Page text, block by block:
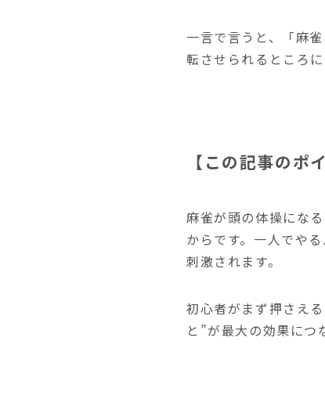
一言で言うと、「麻
転させられるところに
【この記事のポ
麻雀が頭の体操にな
からです。一人でや
刺激されます。
初心者がまず押さえ
と”が最大の効果につ